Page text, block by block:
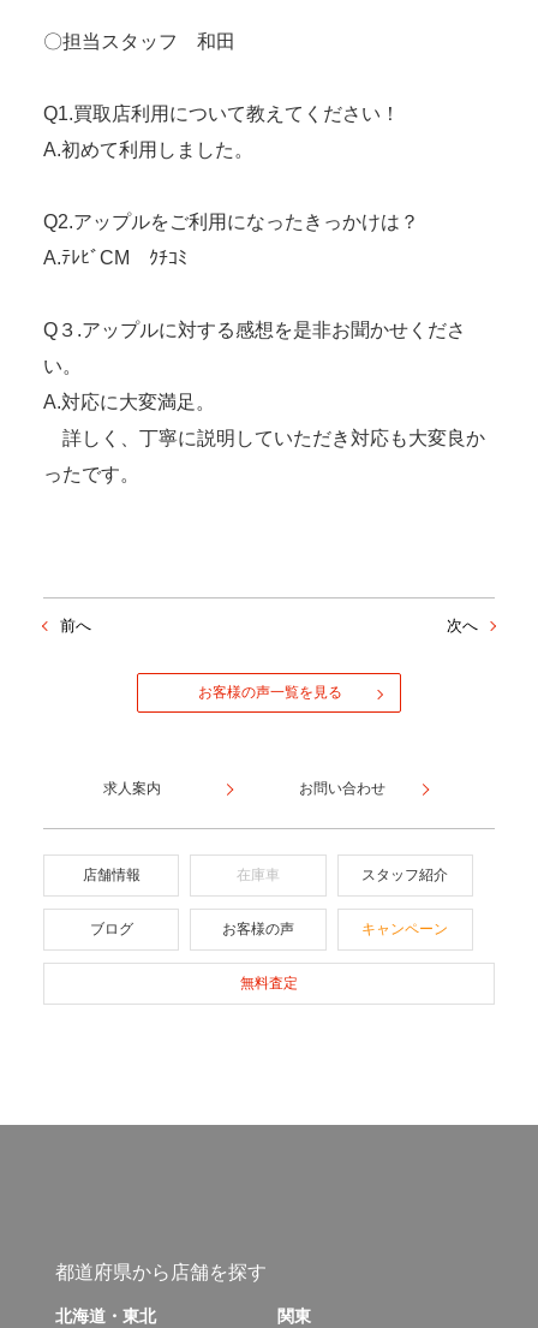
〇担当スタッフ 和田
Q1.買取店利用について教えてください！
A.初めて利用しました。
Q2.アップルをご利用になったきっかけは？
A.ﾃﾚﾋﾞCM ｸﾁｺﾐ
Q３.アップルに対する感想を是非お聞かせくださ
い。
A.対応に大変満足。
詳しく、丁寧に説明していただき対応も大変良か
ったです。
前へ 次へ
お客様の声一覧を見る
求人案内 お問い合わせ
店舗情報 在庫車 スタッフ紹介
ブログ お客様の声 キャンペーン
無料査定
都道府県から店舗を探す
北海道・東北 関東